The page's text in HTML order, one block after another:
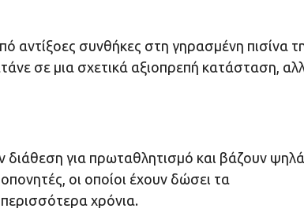
αντίξοες συνθήκες στη γηρασμένη πισίνα
σε μια σχετικά αξιοπρεπή κατάσταση,
διάθεση για πρωταθλητισμό και βάζουν ψηλά
οι οποίοι έχουν δώσει τα
χρόνια.